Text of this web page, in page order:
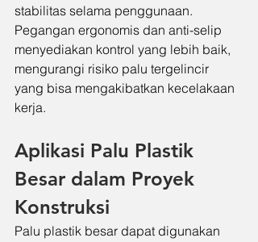
stabilitas selama penggunaan.
Pegangan ergonomis dan anti-selip
menyediakan kontrol yang lebih baik,
mengurangi risiko palu tergelincir
yang bisa mengakibatkan kecelakaan
kerja.
Aplikasi Palu Plastik
Besar dalam Proyek
Konstruksi
Palu plastik besar dapat digunakan